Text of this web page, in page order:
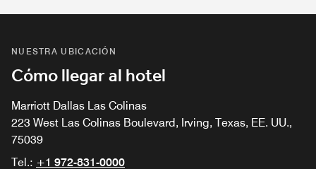
NUESTRA UBICACIÓN
Cómo llegar al hotel
Marriott Dallas Las Colinas
223 West Las Colinas Boulevard, Irving, Texas, EE. UU.,
75039
Tel.: +1 972-831-0000